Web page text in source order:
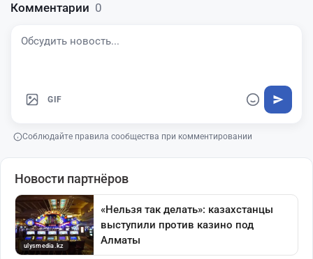
Комментарии 0
GIF
Соблюдайте правила сообщества при комментировании